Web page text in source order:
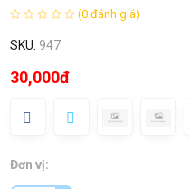
(0 đánh giá)
SKU: 947
30,000đ
Đơn vị: